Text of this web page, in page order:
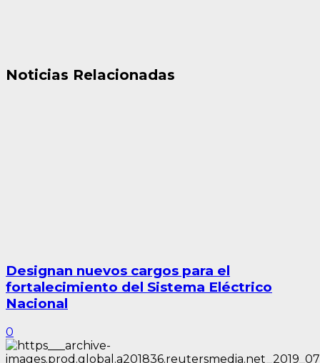
Noticias Relacionadas
Designan nuevos cargos para el
fortalecimiento del Sistema Eléctrico
Nacional
0